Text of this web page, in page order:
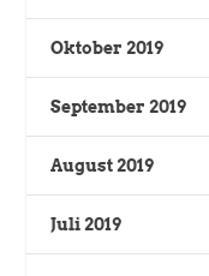
Oktober 2019
September 2019
August 2019
Juli 2019